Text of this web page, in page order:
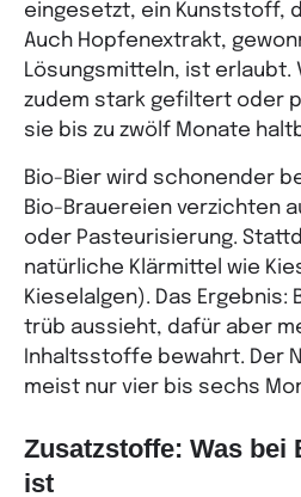
eingesetzt, ein Kunststoff,
Auch Hopfenextrakt,
Lösungsmitteln, ist erlaubt.
zudem stark gefiltert oder
sie bis zu zwölf Monate
Bio-Bier wird schonender
Bio-Brauereien verzichten
oder Pasteurisierung.
natürliche Klärmittel wie
Kieselalgen). Das Ergebnis:
trüb aussieht, dafür aber
Inhaltsstoffe bewahrt. Der
meist nur vier bis sechs
Zusatzstoffe: Was bei
ist